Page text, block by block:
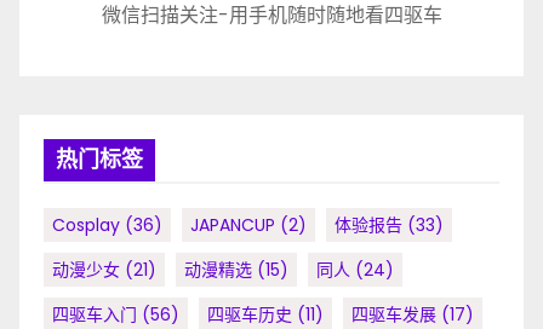
微信扫描关注-用手机随时随地看四驱车
热门标签
Cosplay (36) JAPANCUP (2) 体验报告 (33)
动漫少女 (21) 动漫精选 (15) 同人 (24)
四驱车入门 (56) 四驱车历史 (11) 四驱车发展 (17)